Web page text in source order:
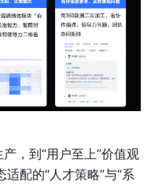
，到“用户至上”价值观
配的“人才策略”与“系